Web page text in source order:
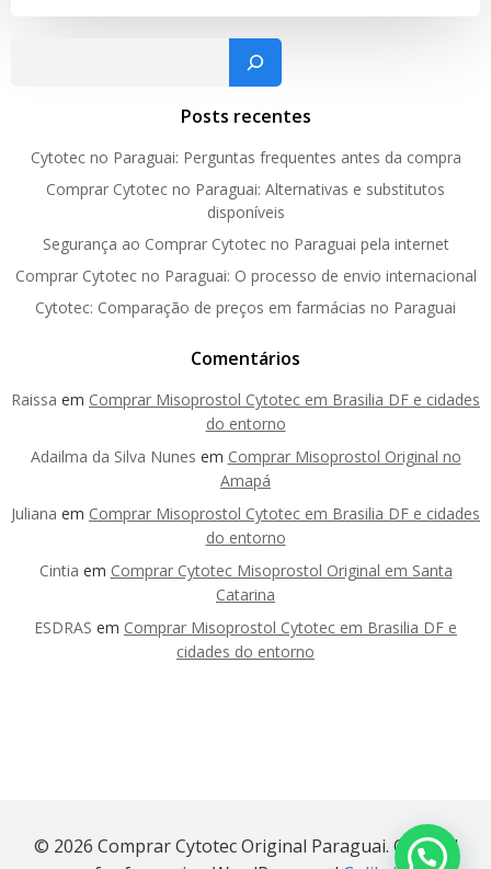
Pesquisar
Posts recentes
Cytotec no Paraguai: Perguntas frequentes antes da compra
Comprar Cytotec no Paraguai: Alternativas e substitutos
disponíveis
Segurança ao Comprar Cytotec no Paraguai pela internet
Comprar Cytotec no Paraguai: O processo de envio internacional
Cytotec: Comparação de preços em farmácias no Paraguai
Comentários
Raissa em Comprar Misoprostol Cytotec em Brasilia DF e cidades
do entorno
Adailma da Silva Nunes em Comprar Misoprostol Original no
Amapá
Juliana em Comprar Misoprostol Cytotec em Brasilia DF e cidades
do entorno
Cintia em Comprar Cytotec Misoprostol Original em Santa
Catarina
ESDRAS em Comprar Misoprostol Cytotec em Brasilia DF e
cidades do entorno
© 2026 Comprar Cytotec Original Paraguai. Created